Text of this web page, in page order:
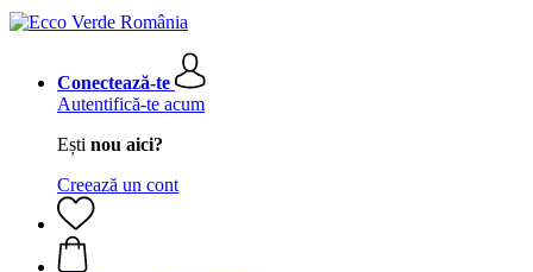
Conectează-te
Autentifică-te acum
Ești nou aici?
Creează un cont